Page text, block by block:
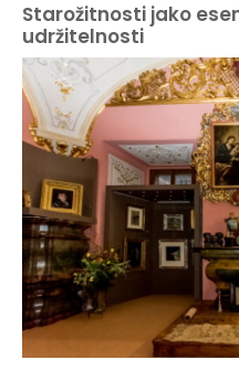
Starožitnosti jako
udržitelnosti